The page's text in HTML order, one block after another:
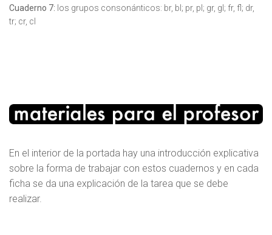
Cuaderno 7: los grupos consonánticos: br, bl; pr, pl; gr, gl; fr, fl; dr,
tr; cr, cl
En el interior de la portada hay una introducción explicativa
sobre la forma de trabajar con estos cuadernos y en cada
ficha se da una explicación de la tarea que se debe
realizar.